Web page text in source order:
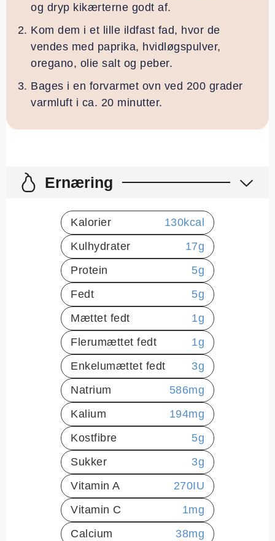
og dryp kikærterne godt af.
Kom dem i et lille ildfast fad, hvor de
vendes med paprika, hvidløgspulver,
oregano, olie salt og peber.
Bages i en forvarmet ovn ved 200 grader
varmluft i ca. 20 minutter.
Ernæring
Kalorier 130kcal
Kulhydrater
17g
Protein
5g
Fedt
5g
Mættet fedt
1g
Flerumættet fedt
1g
Enkelumættet fedt
3g
Natrium
586mg
Kalium
194mg
Kostfibre
5g
Sukker
3g
Vitamin A
270IU
Vitamin C
1mg
Calcium
38mg